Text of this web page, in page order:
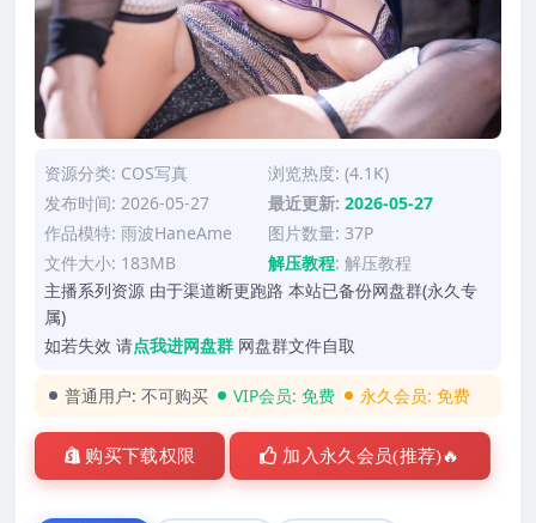
资源分类: COS写真
浏览热度: (4.1K)
发布时间: 2026-05-27
最近更新: 2026-05-27
作品模特: 雨波HaneAme
图片数量: 37P
文件大小: 183MB
解压教程: 解压教程
主播系列资源 由于渠道断更跑路 本站已备份网盘群(永久专
属)
如若失效 请点我进网盘群 网盘群文件自取
普通用户: 不可购买 VIP会员: 免费 永久会员: 免费
购买下载权限 加入永久会员(推荐)🔥